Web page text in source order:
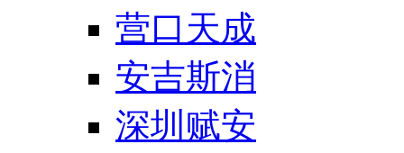
营口天成
安吉斯消
深圳赋安